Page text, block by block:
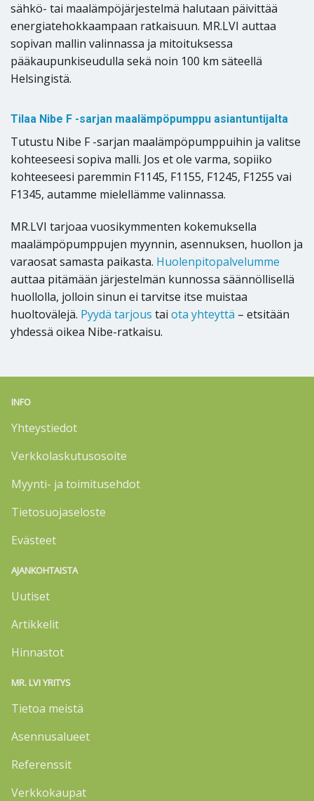
sähkö- tai maalämpöjärjestelmä halutaan päivittää
energiatehokkaampaan ratkaisuun. MR.LVI auttaa
sopivan mallin valinnassa ja mitoituksessa
pääkaupunkiseudulla sekä noin 100 km säteellä
Helsingistä.
Tilaa Nibe F -sarjan maalämpöpumppu asiantuntijalta
Tutustu Nibe F -sarjan maalämpöpumppuihin ja valitse
kohteeseesi sopiva malli. Jos et ole varma, sopiiko
kohteeseesi paremmin F1145, F1155, F1245, F1255 vai
F1345, autamme mielellämme valinnassa.
MR.LVI tarjoaa vuosikymmenten kokemuksella
maalämpöpumppujen myynnin, asennuksen, huollon ja
varaosat samasta paikasta. Huolenpitopalvelumme
auttaa pitämään järjestelmän kunnossa säännöllisellä
huollolla, jolloin sinun ei tarvitse itse muistaa
huoltovälejä. Pyydä tarjous tai ota yhteyttä – etsitään
yhdessä oikea Nibe-ratkaisu.
INFO
Yhteystiedot
Verkkolaskutusosoite
Myynti- ja toimitusehdot
Tietosuojaseloste
Evästeet
AJANKOHTAISTA
Uutiset
Artikkelit
Hinnastot
MR. LVI YRITYS
Tietoa meistä
Asennusalueet
Referenssit
Verkkokaupat